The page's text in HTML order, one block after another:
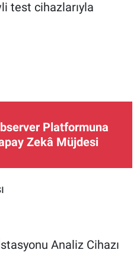
test cihazlarıyla
Platformuna
Zekâ Müjdesi
Analiz Cihazı